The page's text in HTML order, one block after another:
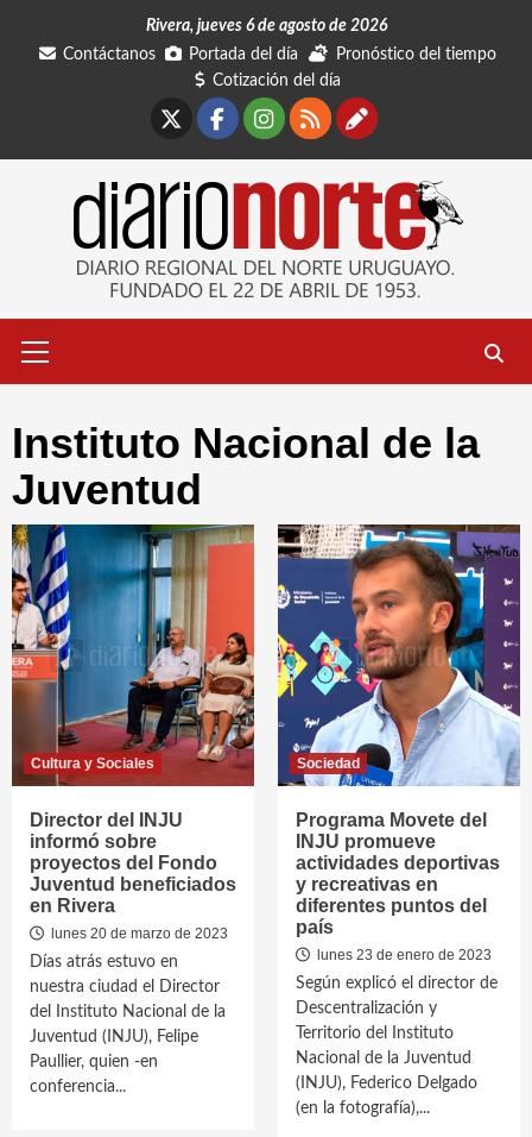
Rivera, jueves 6 de agosto de 2026
Contáctanos
Portada del día
Pronóstico del tiempo
Cotización del día
Facebook
Instagram
RSSContáctanos
primario
Instituto Nacional de la
Juventud
Cultura y Sociales
Director del INJU
informó sobre
proyectos del Fondo
Juventud beneficiados
en Rivera
lunes 20 de marzo de 2023
Días atrás estuvo en
nuestra ciudad el Director
del Instituto Nacional de la
Juventud (INJU), Felipe
Paullier, quien -en
conferencia...
Sociedad
Programa Movete del
INJU promueve
actividades deportivas
y recreativas en
diferentes puntos del
país
lunes 23 de enero de 2023
Según explicó el director de
Descentralización y
Territorio del Instituto
Nacional de la Juventud
(INJU), Federico Delgado
(en la fotografía),...